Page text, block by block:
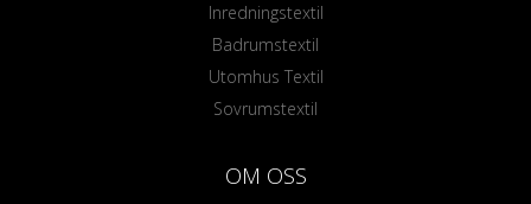
Inredningstextil
Badrumstextil
Utomhus Textil
Sovrumstextil
OM OSS